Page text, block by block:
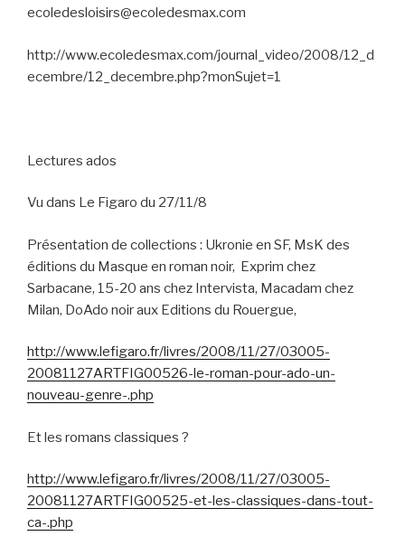
ecoledesloisirs@ecoledesmax.com
http://www.ecoledesmax.com/journal_video/2008/12_d
ecembre/12_decembre.php?monSujet=1
Lectures ados
Vu dans Le Figaro du 27/11/8
Présentation de collections : Ukronie en SF, MsK des
éditions du Masque en roman noir, Exprim chez
Sarbacane, 15-20 ans chez Intervista, Macadam chez
Milan, DoAdo noir aux Editions du Rouergue,
http://www.lefigaro.fr/livres/2008/11/27/03005-
20081127ARTFIG00526-le-roman-pour-ado-un-
nouveau-genre-.php
Et les romans classiques ?
http://www.lefigaro.fr/livres/2008/11/27/03005-
20081127ARTFIG00525-et-les-classiques-dans-tout-
ca-.php